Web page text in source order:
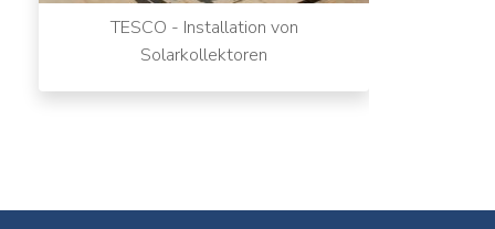
TESCO - Installation von
Solarkollektoren